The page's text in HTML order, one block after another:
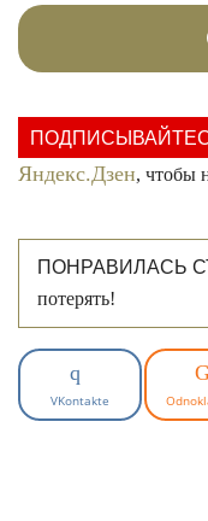
Яндекс.Дзен, чтобы
ПОНРАВИЛАСЬ
потерять!
VKontakte